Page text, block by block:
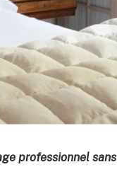
professionnel sans